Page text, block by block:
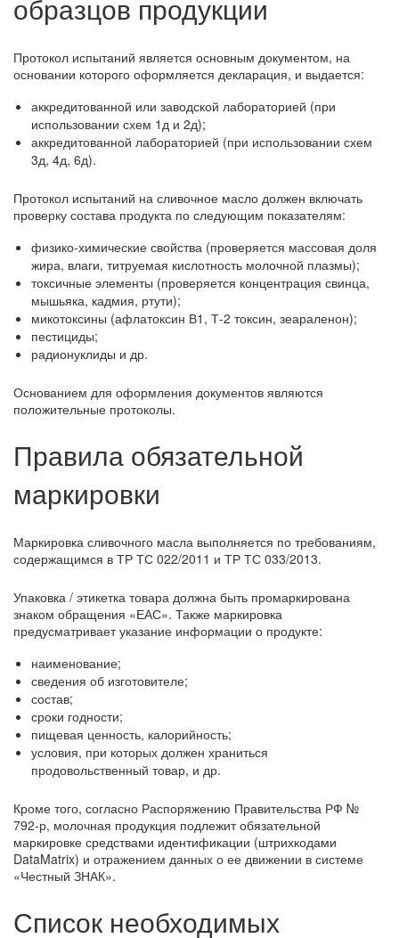
образцов продукции
Протокол испытаний является основным документом, на
основании которого оформляется декларация, и выдается:
аккредитованной или заводской лабораторией (при
использовании схем 1д и 2д);
аккредитованной лабораторией (при использовании схем
3д, 4д, 6д).
Протокол испытаний на сливочное масло должен включать
проверку состава продукта по следующим показателям:
физико-химические свойства (проверяется массовая доля
жира, влаги, титруемая кислотность молочной плазмы);
токсичные элементы (проверяется концентрация свинца,
мышьяка, кадмия, ртути);
микотоксины (афлатоксин В1, Т-2 токсин, зеараленон);
пестициды;
радионуклиды и др.
Основанием для оформления документов являются
положительные протоколы.
Правила обязательной
маркировки
Маркировка сливочного масла выполняется по требованиям,
содержащимся в ТР ТС 022/2011 и ТР ТС 033/2013.
Упаковка / этикетка товара должна быть промаркирована
знаком обращения «ЕАС». Также маркировка
предусматривает указание информации о продукте:
наименование;
сведения об изготовителе;
состав;
сроки годности;
пищевая ценность, калорийность;
условия, при которых должен храниться
продовольственный товар, и др.
Кроме того, согласно Распоряжению Правительства РФ №
792-р, молочная продукция подлежит обязательной
маркировке средствами идентификации (штрихкодами
DataMatrix) и отражением данных о ее движении в системе
«Честный ЗНАК».
Список необходимых